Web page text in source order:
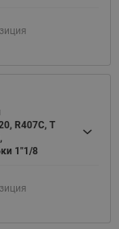
R407C, T
1"1/8